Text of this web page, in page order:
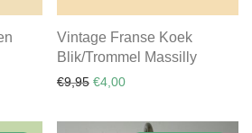
was: €7,95.
€5,00.
Vintage Franse Koek
Blik/Trommel Massilly
€9,95 Oorspronkelijke prijs was:
€4,00Huidige prijs is: €4,00.